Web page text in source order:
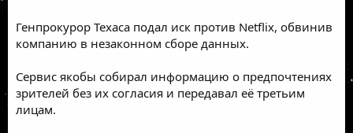
Генпрокурор Техаса подал иск против Netflix, обвинив
компанию в незаконном сборе данных.
Сервис якобы собирал информацию о предпочтениях
зрителей без их согласия и передавал её третьим
лицам.